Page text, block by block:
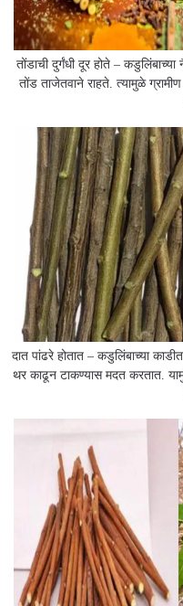
तोंडाची दुर्गंधी दूर होते –
तोंड ताजेतवाने राहते. त्यामुळे
दात पांढरे होतात – कडुलिंबाच्या
थर काढून टाकण्यास मदत करतात.